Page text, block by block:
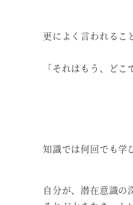
更によく言われるこ
「それはもう、ど
知識では何回でも学
自分が、潜在意識の